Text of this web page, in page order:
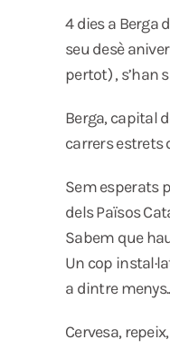
4 dies a Berga
seu desè
pertot) , s’han
Berga, capital
carrers estrets
Sem esperats
dels Països
Sabem que
Un cop
a dintre
Cervesa,